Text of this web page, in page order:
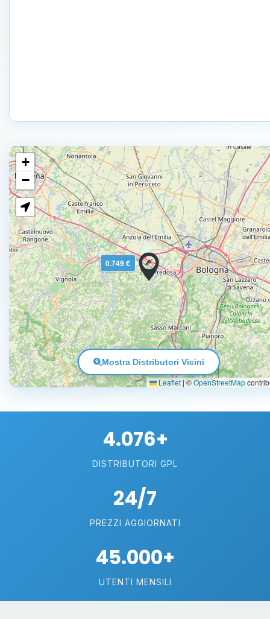
0.749 €
+
−
Leaflet | ©OpenStreetMap
Mostra Distributori Vicini
4.076+
DISTRIBUTORI GPL
24/7
PREZZI AGGIORNATI
45.000+
UTENTI MENSILI